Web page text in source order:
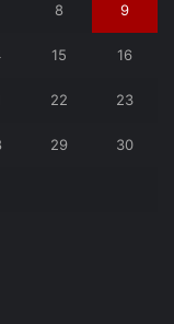
8 9
15 16
22 23
29 30